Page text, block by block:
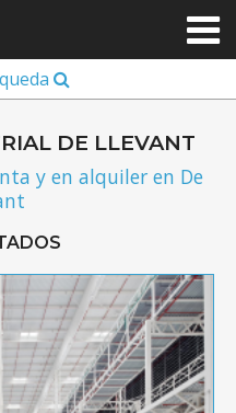
DE LLEVANT
y en alquiler en De